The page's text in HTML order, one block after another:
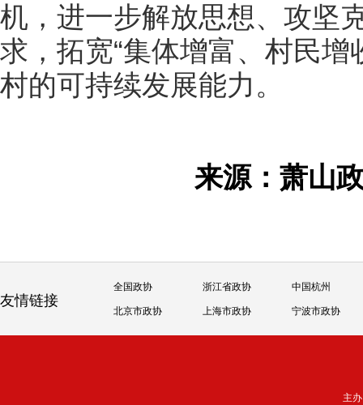
机，进一步解放思想、攻坚
求，拓宽“集体增富、村民
村的可持续发展能力。
来源：萧
友情链接
全国政协 浙江省政协 中国杭州
北京市政协 上海市政协 宁波市政协
主